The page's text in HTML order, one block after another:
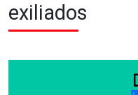
exiliados